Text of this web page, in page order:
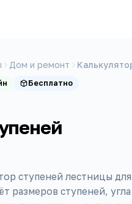
Дом и ремонт
Бесплатно
ступеней лестницы для
размеров ступеней, угла